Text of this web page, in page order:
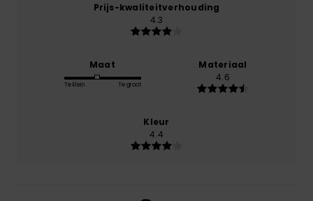
Prijs-kwaliteitverhouding
4.3
Maat
Te klein Te groot
Materiaal
4.6
Kleur
4.4